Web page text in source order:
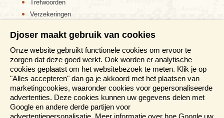
Trefwoorden
Verzekeringen
Disclaimer
Cookiebeleid
Privacy verklaring
Reis en boek met Djoser zekerheid
Meer weten?
Brochure aanvragen
Djoser maakt gebruik van cookies
Onze website gebruikt functionele cookies om ervoor te
zorgen dat deze goed werkt. Ook worden er analytische
cookies geplaatst om het websitebezoek te meten. Klik je op
"Alles accepteren" dan ga je akkoord met het plaatsen van
marketingcookies, waaronder cookies voor gepersonaliseerde
advertenties. Deze cookies kunnen uw gegevens delen met
Google en andere derde partijen voor
advertentiepersonalisatie. Meer informatie over hoe Google uw